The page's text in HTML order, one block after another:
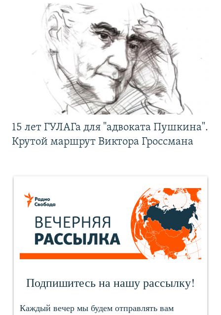
15 лет ГУЛАГа для "адвоката Пушкина".
Крутой маршрут Виктора Гроссмана